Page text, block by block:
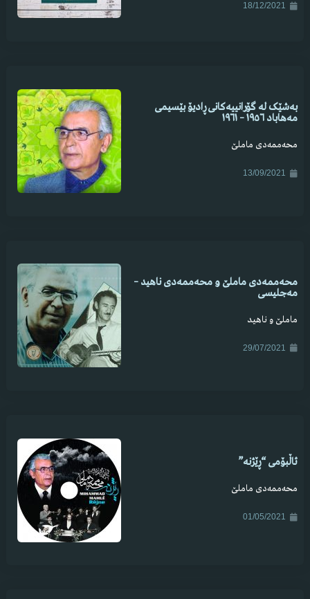
18/12/2021
بەشێک لە گۆرانییەکانی ڕادیۆ بێسیمی
مەهاباد ١٩٥٦ – ١٩٦١
محەممەدی ماملێ
13/09/2021
محەممەدی ماملێ و محەممەدی ناهید –
مەجلیسی
ماملێ و ناهید
29/07/2021
ئاڵبۆمی “ڕێژنە”
محەممەدی ماملێ
01/05/2021